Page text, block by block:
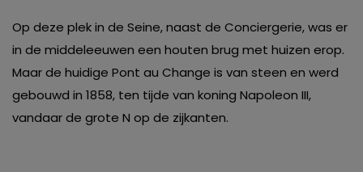
Op deze plek in de Seine, naast de Conciergerie, was er
in de middeleeuwen een houten brug met huizen erop.
Maar de huidige Pont au Change is van steen en werd
gebouwd in 1858, ten tijde van koning Napoleon III,
vandaar de grote N op de zijkanten.